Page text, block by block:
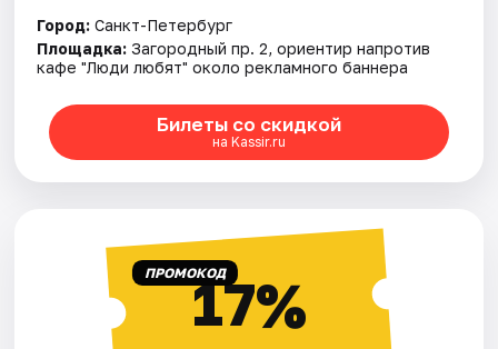
Город: Санкт-Петербург
Площадка: Загородный пр. 2, ориентир напротив
кафе "Люди любят" около рекламного баннера
Билеты со скидкой
на Kassir.ru
ПРОМОКОД17%